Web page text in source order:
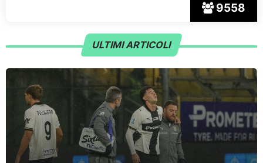
9558
ULTIMI ARTICOLI